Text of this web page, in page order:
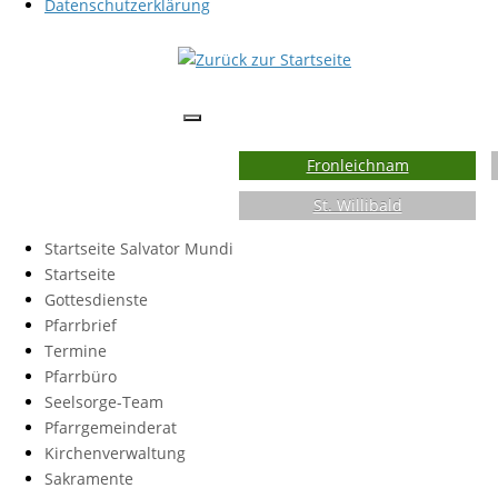
Datenschutzerklärung
Fronleichnam
St. Willibald
Startseite Salvator Mundi
Startseite
Gottesdienste
Pfarrbrief
Termine
Pfarrbüro
Seelsorge-Team
Pfarrgemeinderat
Kirchenverwaltung
Sakramente